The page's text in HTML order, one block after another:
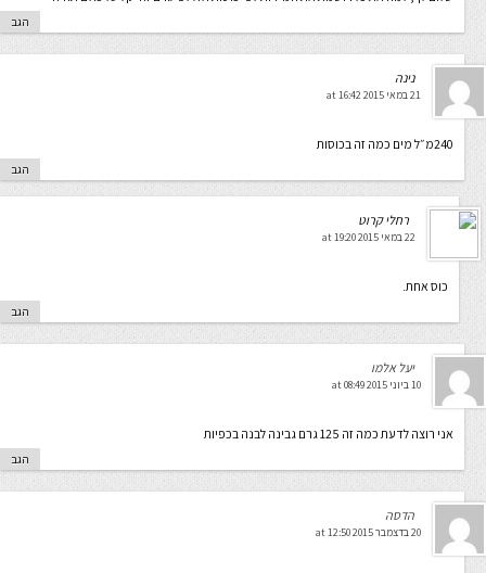
הגב
נינה
21 במאי 2015 at 16:42
240מ״ל מים כמה זה בכוסות
הגב
רחלי קרוט
22 במאי 2015 at 19:20
כוס אחת.
הגב
יעל אלמו
10 ביוני 2015 at 08:49
אני רוצה לדעת כמה זה 125 גרם גבינה לבנה בכפיות
הגב
הדסה
20 בדצמבר 2015 at 12:50